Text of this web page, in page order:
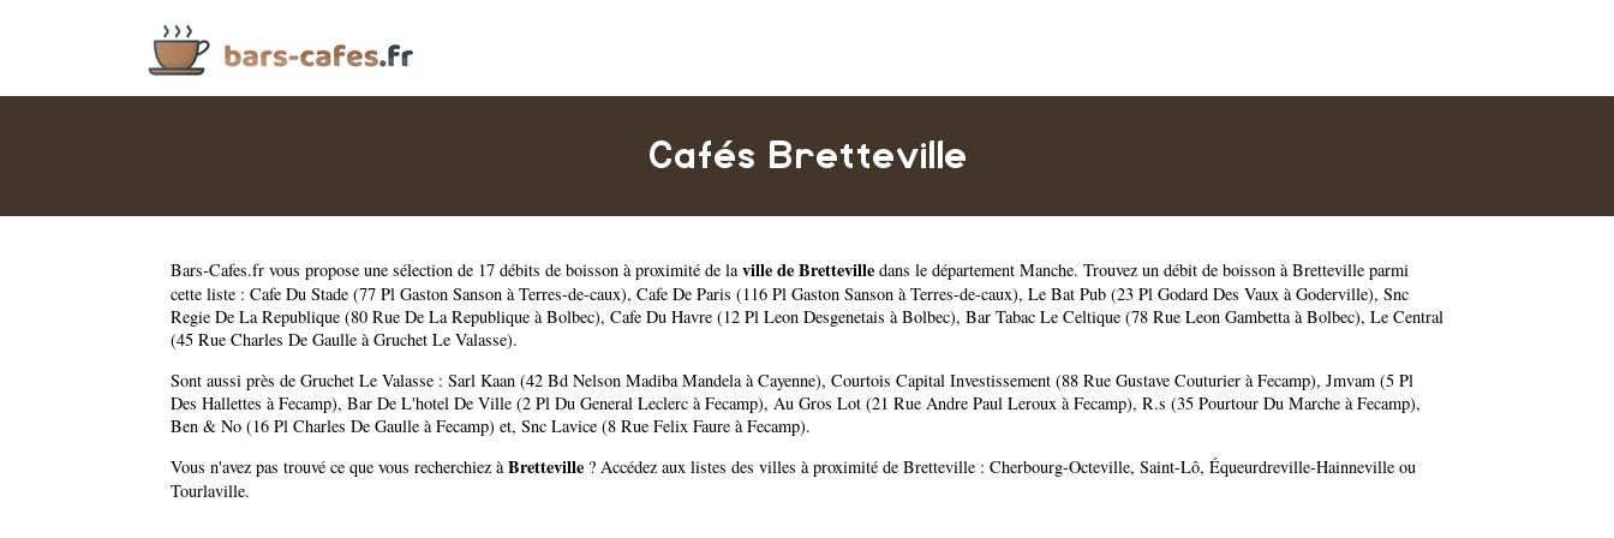
Cafés Bretteville
Bars-Cafes.fr vous propose une sélection de 17 débits de boisson à proximité de laville de Bretteville dans le département Manche. Trouvez un débit de boisson à Bretteville parmi
cette liste : Cafe Du Stade (77 Pl Gaston Sanson à Terres-de-caux), Cafe De Paris (116 Pl Gaston Sanson à Terres-de-caux), Le Bat Pub (23 Pl Godard Des Vaux à Goderville), Snc
Regie De La Republique (80 Rue De La Republique à Bolbec), Cafe Du Havre (12 Pl Leon Desgenetais à Bolbec), Bar Tabac Le Celtique (78 Rue Leon Gambetta à Bolbec), Le Central
(45 Rue Charles De Gaulle à Gruchet Le Valasse).
Sont aussi près de Gruchet Le Valasse : Sarl Kaan (42 Bd Nelson Madiba Mandela à Cayenne), Courtois Capital Investissement (88 Rue Gustave Couturier à Fecamp), Jmvam (5 Pl
Des Hallettes à Fecamp), Bar De L'hotel De Ville (2 Pl Du General Leclerc à Fecamp), Au Gros Lot (21 Rue Andre Paul Leroux à Fecamp), R.s (35 Pourtour Du Marche à Fecamp),
Ben & No (16 Pl Charles De Gaulle à Fecamp) et, Snc Lavice (8 Rue Felix Faure à Fecamp).
Vous n'avez pas trouvé ce que vous recherchiez àBretteville ? Accédez aux listes des villes à proximité de Bretteville : Cherbourg-Octeville, Saint-Lô, Équeurdreville-Hainneville ou
Tourlaville.